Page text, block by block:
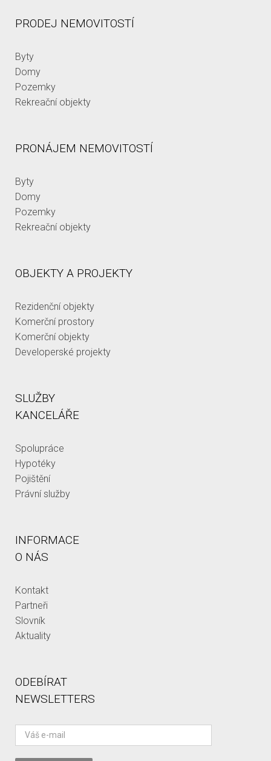
PRODEJ NEMOVITOSTÍ
Byty
Domy
Pozemky
Rekreační objekty
PRONÁJEM NEMOVITOSTÍ
Byty
Domy
Pozemky
Rekreační objekty
OBJEKTY A PROJEKTY
Rezidenční objekty
Komerční prostory
Komerční objekty
Developerské projekty
SLUŽBY
KANCELÁŘE
Spolupráce
Hypotéky
Pojištění
Právní služby
INFORMACE
O NÁS
Kontakt
Partneři
Slovník
Aktuality
ODEBÍRAT
NEWSLETTERS